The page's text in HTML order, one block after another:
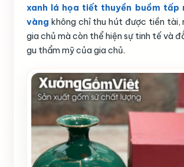
xanh lá họa tiết thuyền buồm tấp
vàng không chỉ thu hút được tiền tài,
gia chủ mà còn thể hiện sự tinh tế và
gu thẩm mỹ của gia chủ.